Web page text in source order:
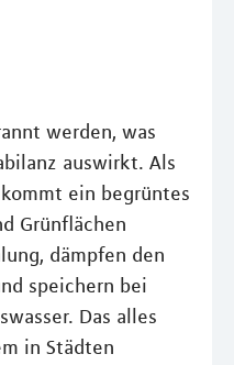
werden, was
auswirkt. Als
ein begrüntes
Grünflächen
dämpfen den
speichern bei
Das alles
in Städten